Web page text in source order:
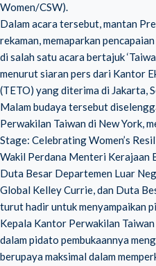
Women/CSW).
Dalam acara tersebut, mantan
rekaman, memaparkan
di salah satu acara bertajuk
menurut siaran pers dari Kantor
(TETO) yang diterima di Jakarta,
Malam budaya tersebut
Perwakilan Taiwan di New York,
Stage: Celebrating Women’s
Wakil Perdana Menteri Kerajaan
Duta Besar Departemen Luar
Global Kelley Currie, dan Duta
turut hadir untuk menyampaikan
Kepala Kantor Perwakilan
dalam pidato pembukaannya
berupaya maksimal dalam